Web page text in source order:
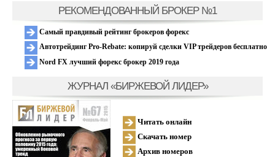
РЕКОМЕНДОВАННЫЙ БРОКЕР №1
Самый правдивый рейтинг брокеров форекс
Автотрейдинг Pro-Rebate: копируй сделки VIP трейдеров бесплатно
Nord FX лучший форекс брокер 2019 года
ЖУРНАЛ «БИРЖЕВОЙ ЛИДЕР»
Читать онлайн
Скачать номер
Архив номеров